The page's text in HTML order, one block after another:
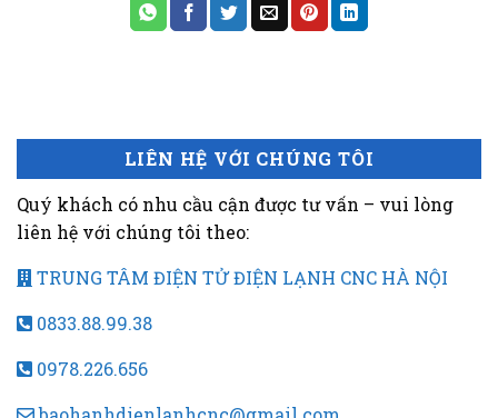
LIÊN HỆ VỚI CHÚNG TÔI
Quý khách có nhu cầu cận được tư vấn – vui lòng
liên hệ với chúng tôi theo:
TRUNG TÂM ĐIỆN TỬ ĐIỆN LẠNH CNC HÀ NỘI
0833.88.99.38
0978.226.656